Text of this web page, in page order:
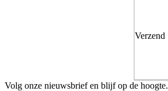
Verzend
Volg onze nieuwsbrief en blijf op de hoogte.